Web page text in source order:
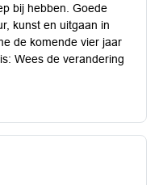
bij hebben. Goede
kunst en uitgaan in
de komende vier jaar
Wees de verandering